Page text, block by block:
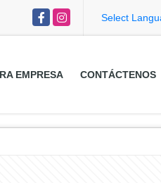
FacebookInstagram Select
EMPRESA CONTÁCTENOS